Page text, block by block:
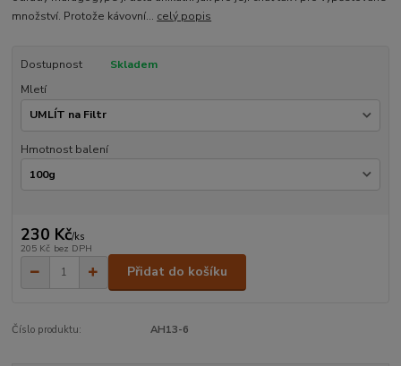
množství. Protože kávovní... celý popis
Dostupnost
Skladem
Mletí
Hmotnost balení
230 Kč/ks
205 Kč bez DPH
Přidat do košíku
Číslo produktu: AH13-6